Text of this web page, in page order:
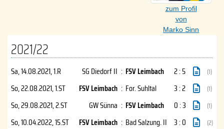
zum Profil
von
Marko Sinn
2021/22
Sa, 14.08.2021, 1.R SG Diedorf II : FSV Leimbach 2 : 5 (1)
So, 22.08.2021, 1.ST FSV Leimbach : For. Suhltal 3 : 2 (1)
So, 29.08.2021, 2.ST GW Sünna : FSV Leimbach 0 : 3 (1)
So, 10.04.2022, 15.ST FSV Leimbach : Bad Salzung. II 3 : 0 (2)